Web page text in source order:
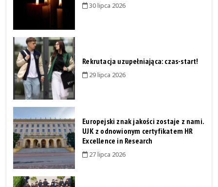
30 lipca 2026
Rekrutacja uzupełniająca: czas-start!
29 lipca 2026
Europejski znak jakości zostaje z nami.
UJK z odnowionym certyfikatem HR
Excellence in Research
27 lipca 2026